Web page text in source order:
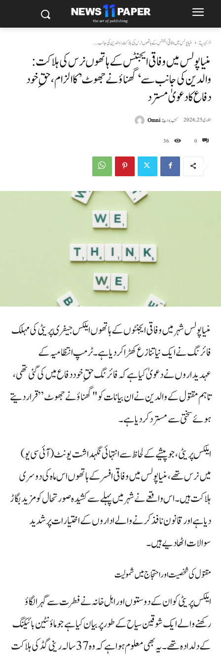
الرئيسية منیاپولس میں وفاقی ایجنٹس کے ہاتھوں نرس کی ہلاکت: والدین کی جانب...
منیاپولس میں وفاقی ایجنٹس کے ہاتھوں نرس کی ہلاکت:
والدین کی جانب سے ‘گھناؤنے جھوٹ’ کا الزام، حقِ خود
دفاع کا دعویٰ مسترد
0
36
جنوری 25, 2026 كتب بواسطةOmni
منیاپولس شہر میں وفاقی ایجنٹوں کے ہاتھوں ایلکس جیفری پریٹی کی مہلک
فائرنگ نے ایک نیا تنازع کھڑا کر دیا ہے۔ ٹرمپ انتظامیہ کے
عہدیداروں نے دعویٰ کیا ہے کہ فائرنگ حقِ خود دفاع میں کی گئی تھی،
تاہم مقتول کے والدین نے ان بیانات کو "گھناؤنے جھوٹ” قرار دیتے
ہوئے سختی سے مسترد کر دیا ہے۔
ایلکس پریٹی، جو پیشے کے لحاظ سے انتہائی نگہداشت یونٹ (آئی سی یو)
میں نرس تھے، منیاپولس میں وفاقی افسر کے ہاتھوں اس ماہ کی دوسری
ہلاکت ہیں۔ اس واقعے نے شہر میں پہلے سے کشیدہ صورتحال کو مزید بگاڑ
دیا ہے اور قانون نافذ کرنے والے اداروں کے اختیارات پر شدید
سوالات اٹھا دیے ہیں۔
مقتول کی شخصیت اور احتجاج میں شمولیت
ایلکس پریٹی کو ان کے دوستوں اور اہل خانہ نے فطرت سے گہرا لگاؤ
رکھنے والے ایک شوقین سیاح کے طور پر بیان کیا ہے جو ماؤنٹین بائیکنگ
کے دلدادہ تھے۔ یہ بھی معلوم ہوا ہے کہ وہ 37 سالہ رینی گڈ کی ہلاکت